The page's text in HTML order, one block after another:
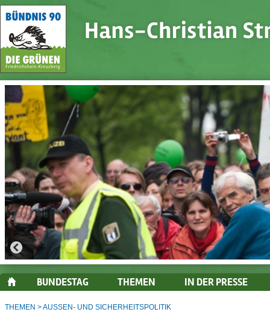
BUNDESTAG THEMEN IN DER PRESSE
THEMEN >AUSSEN- UND SICHERHEITSPOLITIK